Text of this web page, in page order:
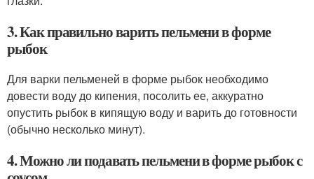
3. Как правильно варить пельмени в форме
рыбок
Для варки пельменей в форме рыбок необходимо
довести воду до кипения, посолить ее, аккуратно
опустить рыбок в кипящую воду и варить до готовности
(обычно несколько минут).
4. Можно ли подавать пельмени в форме рыбок с